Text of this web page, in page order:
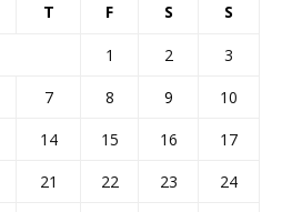
T F S S
1 2
3
7 8 9
10
14 15 16
17
21 22 23
24